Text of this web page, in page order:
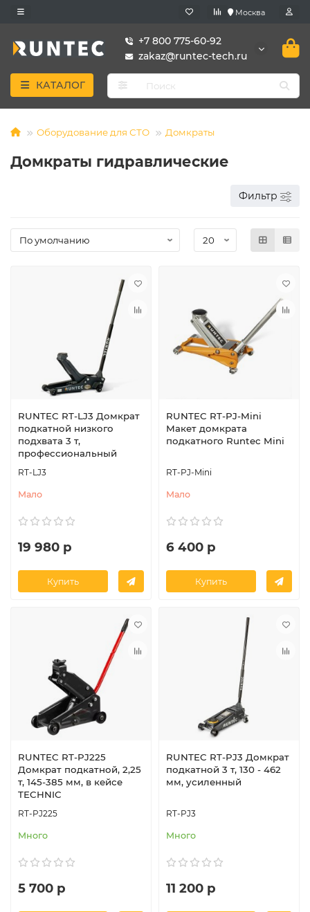
Москва
+7 800 775-60-92
zakaz@runtec-tech.ru
КАТАЛОГ
Оборудование для СТО Домкраты
Домкраты гидравлические
Фильтр
RUNTEC RT-LJ3 Домкрат
подкатной низкого
подхвата 3 т,
профессиональный
RT-LJ3
Мало
19 980 р
Купить
RUNTEC RT-PJ-Mini
Макет домкрата
подкатного Runtec Mini
RT-PJ-Mini
Мало
6 400 р
Купить
RUNTEC RT-PJ225
Домкрат подкатной, 2,25
т, 145-385 мм, в кейсе
TECHNIC
RT-PJ225
Много
5 700 р
RUNTEC RT-PJ3 Домкрат
подкатной 3 т, 130 - 462
мм, усиленный
RT-PJ3
Много
11 200 р